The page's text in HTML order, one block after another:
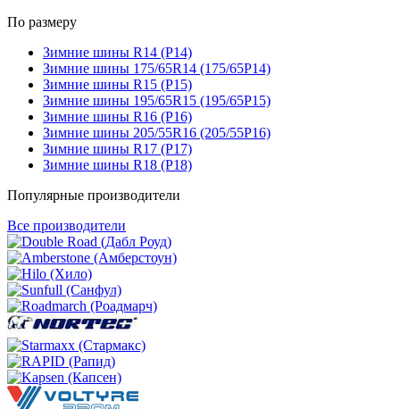
По размеру
Зимние шины R14 (Р14)
Зимние шины 175/65R14 (175/65Р14)
Зимние шины R15 (Р15)
Зимние шины 195/65R15 (195/65Р15)
Зимние шины R16 (Р16)
Зимние шины 205/55R16 (205/55Р16)
Зимние шины R17 (Р17)
Зимние шины R18 (Р18)
Популярные производители
Все производители